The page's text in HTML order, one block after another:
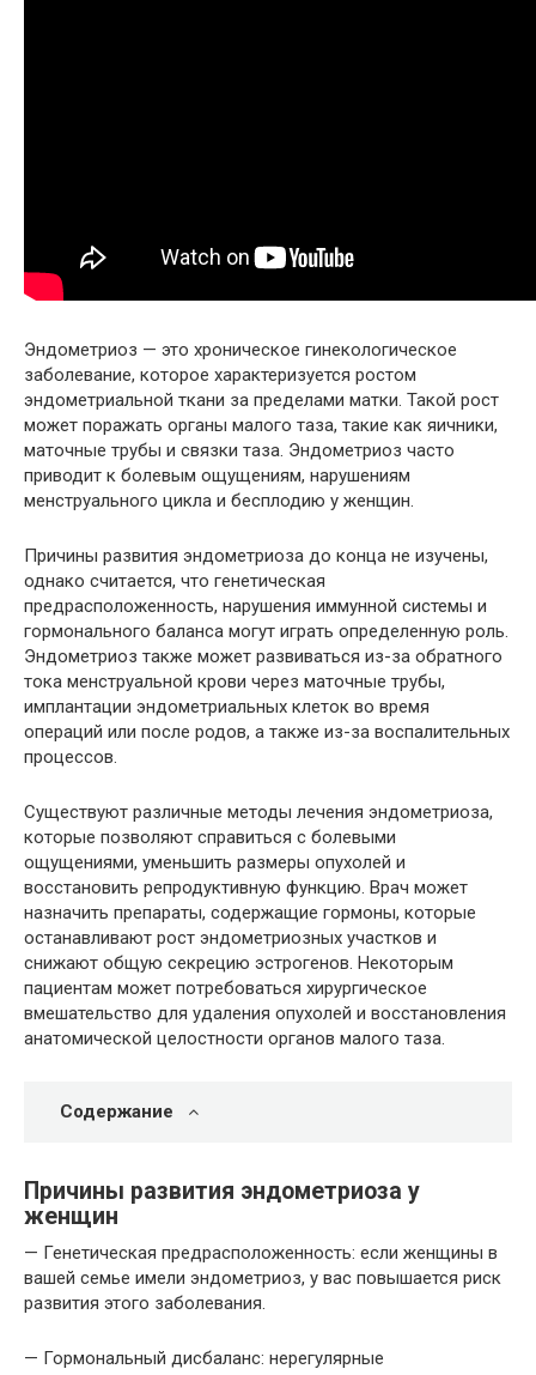
Эндометриоз — это хроническое гинекологическое
заболевание, которое характеризуется ростом
эндометриальной ткани за пределами матки. Такой рост
может поражать органы малого таза, такие как яичники,
маточные трубы и связки таза. Эндометриоз часто
приводит к болевым ощущениям, нарушениям
менструального цикла и бесплодию у женщин.
Причины развития эндометриоза до конца не изучены,
однако считается, что генетическая
предрасположенность, нарушения иммунной системы и
гормонального баланса могут играть определенную роль.
Эндометриоз также может развиваться из-за обратного
тока менструальной крови через маточные трубы,
имплантации эндометриальных клеток во время
операций или после родов, а также из-за воспалительных
процессов.
Существуют различные методы лечения эндометриоза,
которые позволяют справиться с болевыми
ощущениями, уменьшить размеры опухолей и
восстановить репродуктивную функцию. Врач может
назначить препараты, содержащие гормоны, которые
останавливают рост эндометриозных участков и
снижают общую секрецию эстрогенов. Некоторым
пациентам может потребоваться хирургическое
вмешательство для удаления опухолей и восстановления
анатомической целостности органов малого таза.
Содержание
Причины развития эндометриоза у
женщин
— Генетическая предрасположенность: если женщины в
вашей семье имели эндометриоз, у вас повышается риск
развития этого заболевания.
— Гормональный дисбаланс: нерегулярные